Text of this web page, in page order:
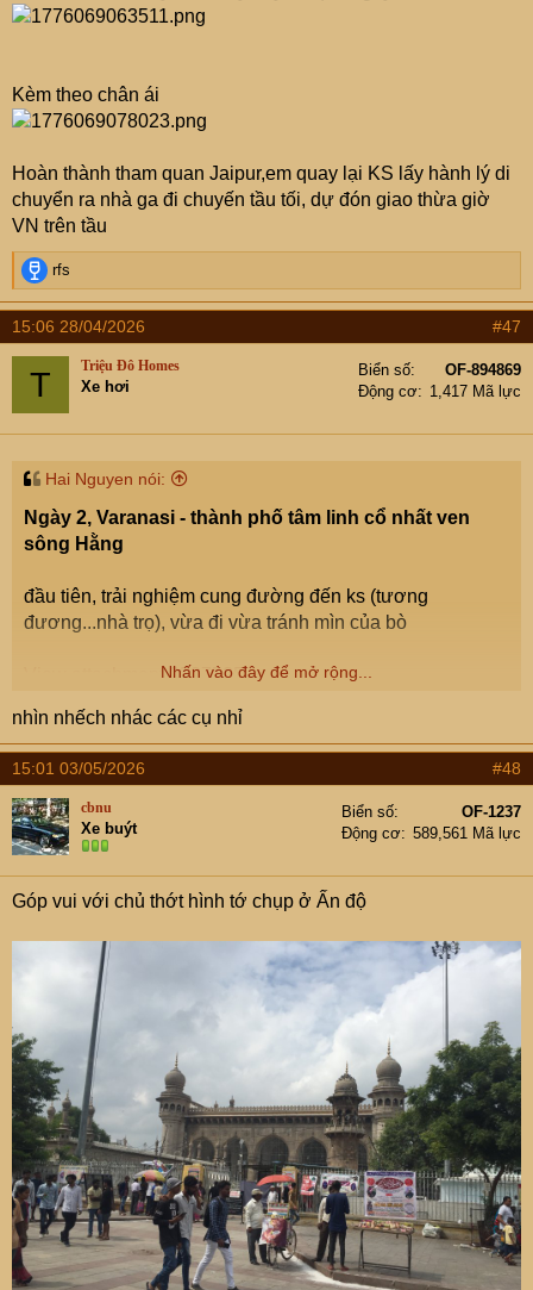
Kèm theo chân ái
Hoàn thành tham quan Jaipur,em quay lại KS lấy hành lý di
chuyển ra nhà ga đi chuyến tầu tối, dự đón giao thừa giờ
VN trên tầu
R
e
a
c
t
n
s
rfs
15:06 28/04/2026 #47
T Triệu Đô Homes
Xe hơi
Biển số
OF-894869
Động cơ
1,417 Mã lực
Hai Nguyen nói:
Ngày 2, Varanasi - thành phố tâm linh cổ nhất ven
sông Hằng
đầu tiên, trải nghiệm cung đường đến ks (tương
đương...nhà trọ), vừa đi vừa tránh mìn của bò
View attachment 9527535
View attachment 9527537
View attachment 9527538
View attachment 9527539
View attachment 9527542
View attachment 9527543
và KS truowssc mặt, Marrigold Guess house
và view trên mái tum tầng thượng ks
View attachment 9527544
đây là view sông Hằng
View attachment 9527545
Khỉ. sóc,. nhiều vô kể, họ phải làm khung sắt chống...khỉ
View attachment 9527546
View attachment 9527547
Check in KS,. chuẩn bị lang thang ven sông Hằng
Nhấn vào đây để mở rộng...
nhìn nhếch nhác các cụ nhỉ
15:01 03/05/2026 #48
cbnu
Xe buýt
Biển số
OF-1237
Động cơ
589,561 Mã lực
Góp vui với chủ thớt hình tớ chụp ở Ấn độ